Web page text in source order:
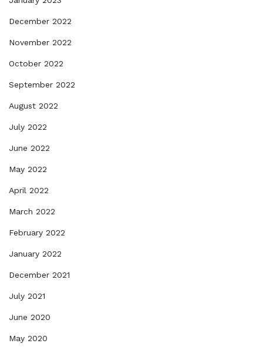
December 2022
November 2022
October 2022
September 2022
August 2022
July 2022
June 2022
May 2022
April 2022
March 2022
February 2022
January 2022
December 2021
July 2021
June 2020
May 2020